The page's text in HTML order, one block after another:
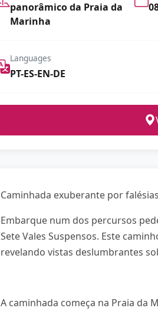
panorâmico da Praia da
Marinha
Languages
PT-ES-EN-DE
Caminhada exuberante por
Embarque num dos percursos
Sete Vales Suspensos. Este
revelando vistas deslumbrantes
A caminhada começa na Praia da